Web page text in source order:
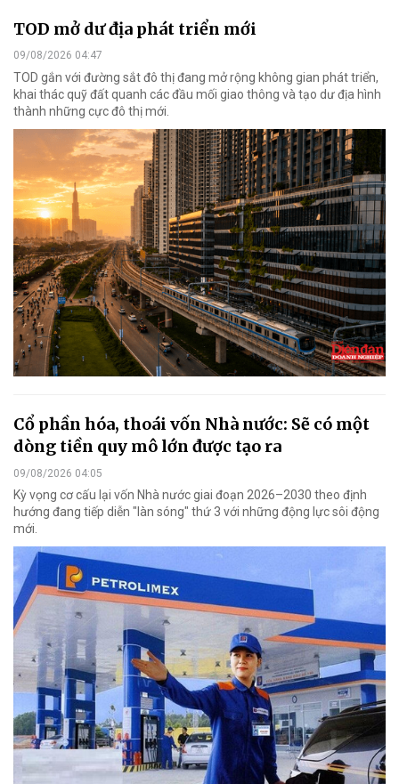
TOD mở dư địa phát triển mới
09/08/2026 04:47
TOD gắn với đường sắt đô thị đang mở rộng không gian phát triển,
khai thác quỹ đất quanh các đầu mối giao thông và tạo dư địa hình
thành những cực đô thị mới.
Cổ phần hóa, thoái vốn Nhà nước: Sẽ có một
dòng tiền quy mô lớn được tạo ra
09/08/2026 04:05
Kỳ vọng cơ cấu lại vốn Nhà nước giai đoạn 2026–2030 theo định
hướng đang tiếp diễn "làn sóng" thứ 3 với những động lực sôi động
mới.